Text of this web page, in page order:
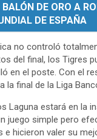
BALÓN DE ORO A
DE ESPAÑA
no controló
del final, los Tigres
en el poste. Con el
la final de la Liga
Laguna estará en la
juego simple pero
e hicieron valer su